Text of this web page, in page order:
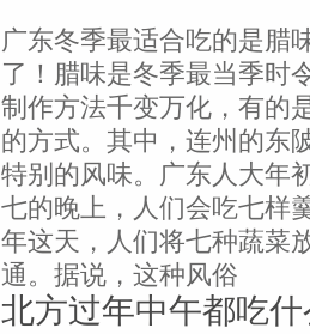
广东冬季最适合吃的是腊
了！腊味是冬季最当季时
制作方法千变万化，有的
的方式。其中，连州的东
特别的风味。广东人大年
七的晚上，人们会吃七样
年这天，人们将七种蔬菜
通。据说，这种风俗
北方过年中午都吃